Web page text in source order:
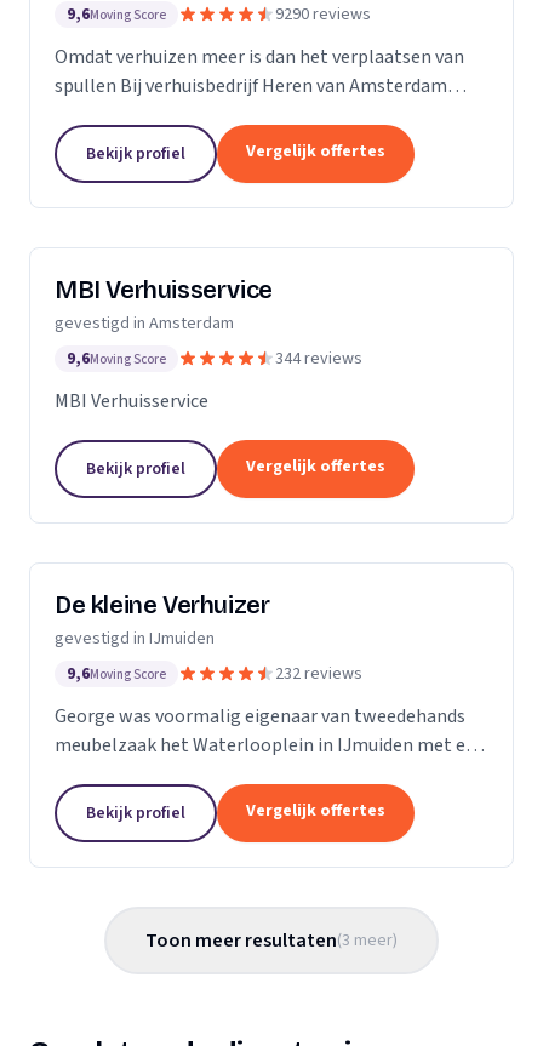
9,6Moving Score 9290 reviews
Omdat verhuizen meer is dan het verplaatsen van
spullen Bij verhuisbedrijf Heren van Amsterdam
verplaatsen van spullen.
Bekijk profiel Vergelijk offertes
MBI Verhuisservice
gevestigd in Amsterdam
9,6Moving Score 344 reviews
MBI Verhuisservice
Bekijk profiel Vergelijk offertes
De kleine Verhuizer
gevestigd in IJmuiden
9,6Moving Score 232 reviews
George was voormalig eigenaar van tweedehands
meubelzaak het Waterlooplein in IJmuiden met een
één of enkele meubelstukken met een bestelauto.
Bekijk profiel Vergelijk offertes
Toon meer resultaten(3 meer)